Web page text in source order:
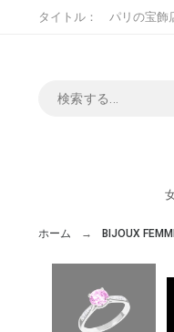
タイトル： パリの宝飾
ホーム BIJOUX